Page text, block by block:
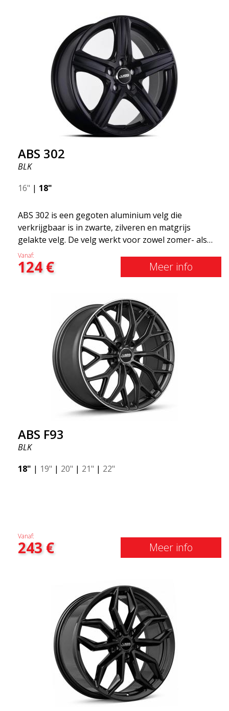
ABS 302
BLK
16" | 18"
ABS 302 is een gegoten aluminium velg die
verkrijgbaar is in zwarte, zilveren en matgrijs
gelakte velg. De velg werkt voor zowel zomer- als
wintergebruik en bevindt zich meestal bij Volvo,
Bmw, Mercedes en Saab. De velg past in principe op
alle automodellen. Gebruik regnr search en
ABS302 is een van onze hoogglans gepolijste
zilveren velgen die glans en virtuositeit aan de auto
geeft. De velg wordt omschreven als "Een klassiek 5-
spaaks ontwerp dat het goed doet op de meeste
auto's en mid-SUV's"
Vanaf:
124€ Meer info
ABS F93
BLK
18" | 19" | 20" | 21" | 22"
Vanaf:
243€ Meer info